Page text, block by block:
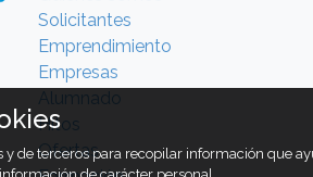
Solicitantes
Emprendimiento
Empresas
Alumnado
Hitos
Ofertas
y de terceros para recopilar información que